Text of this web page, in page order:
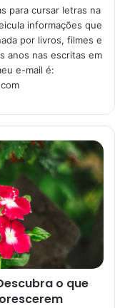
para
“bruta”, que
falar sobre o
pelaUOL, no dia
balcão, as
são as mais
se preocupar
abertas, como
áreas
Portanto, para
para cursar letras na
informações que
por livros, filmes e
anos nas escritas em
e-mail é:
o que